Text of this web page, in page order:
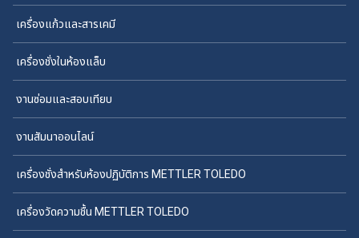
เครื่องแก้วและสารเคมี
เครื่องชั่งในห้องแล็บ
งานซ่อมและสอบเทียบ
งานสัมนาออนไลน์
เครื่องชั่งสำหรับห้องปฏิบัติการ METTLER TOLEDO
เครื่องวัดความชื้น METTLER TOLEDO